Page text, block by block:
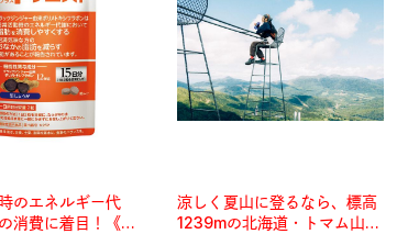
のエネルギー代
消費に着目！《メ
涼しく夏山に登るなら、標高
1239mの北海道・トマム山で